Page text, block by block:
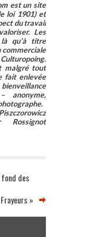
est un site
loi 1901) et
du travail
Les
qu’à titre
commerciale
malgré tout
fait enlevée
anonyme,
des
»